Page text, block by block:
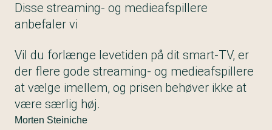
Disse streaming- og medieafspillere
anbefaler vi
Vil du forlænge levetiden på dit smart-TV, er
der flere gode streaming- og medieafspillere
at vælge imellem, og prisen behøver ikke at
være særlig høj.
Morten Steiniche